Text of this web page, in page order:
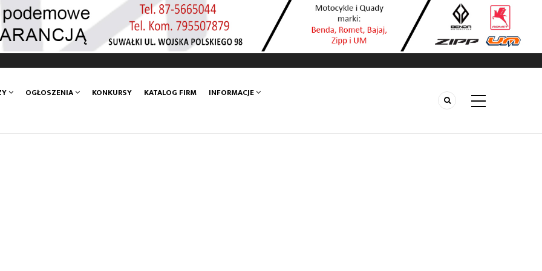
OGŁOSZENIA KONKURSY KATALOG FIRM INFORMACJE